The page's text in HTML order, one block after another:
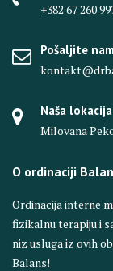
+382 67 260
Pošaljite
Naša lokacija
Milovana
O ordinaciji
Ordinacija interne
fizikalnu terapiju i
niz usluga iz ovih
Balans!